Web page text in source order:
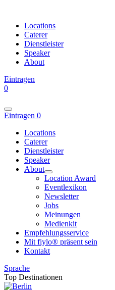
Locations
Caterer
Dienstleister
Speaker
About
Eintragen
0
Eintragen 0
Locations
Caterer
Dienstleister
Speaker
About
Location Award
Eventlexikon
Newsletter
Jobs
Meinungen
Medienkit
Empfehlungsservice
Mit fiylo® präsent sein
Kontakt
Sprache
Top Destinationen